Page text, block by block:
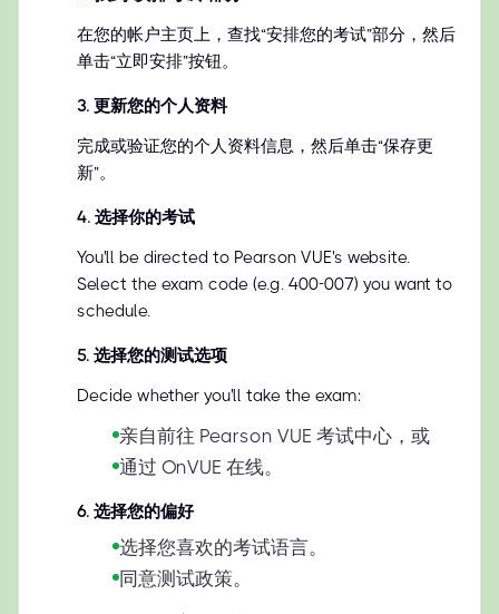
在您的帐户主页上，查找“安排您的考试”部分，然后
单击“立即安排”按钮。
3. 更新您的个人资料
完成或验证您的个人资料信息，然后单击“保存更
新”。
4. 选择你的考试
You'll be directed to Pearson VUE's website.
Select the exam code (e.g. 400-007) you want to
schedule.
5. 选择您的测试选项
Decide whether you'll take the exam:
亲自前往 Pearson VUE 考试中心，或
通过 OnVUE 在线。
6. 选择您的偏好
选择您喜欢的考试语言。
同意测试政策。